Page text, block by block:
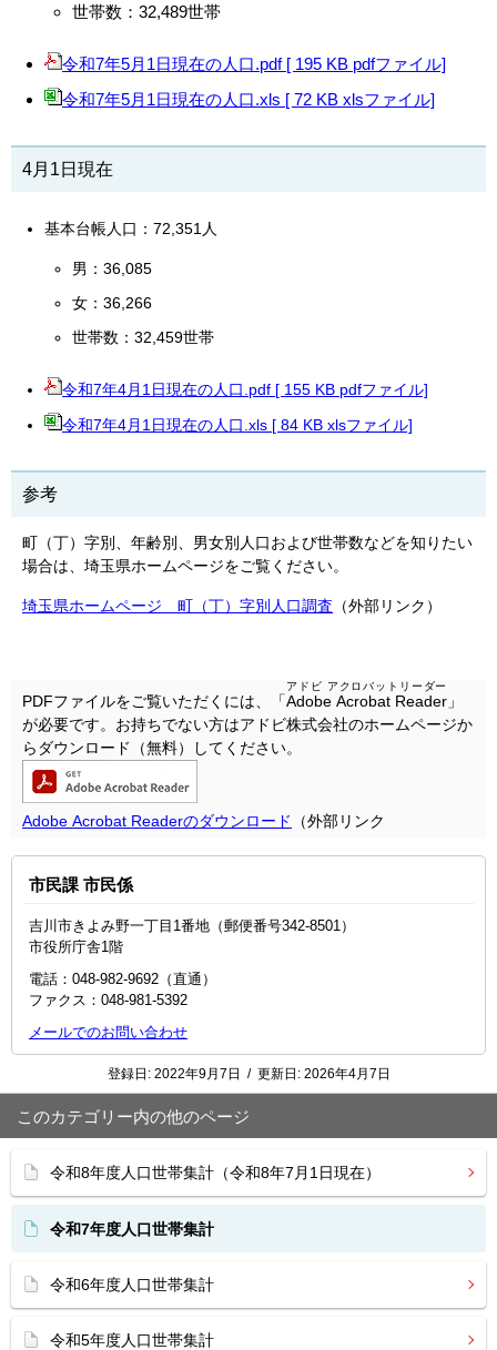
世帯数：32,489世帯
令和7年5月1日現在の人口.pdf [ 195 KB pdfファイル]
令和7年5月1日現在の人口.xls [ 72 KB xlsファイル]
4月1日現在
基本台帳人口：72,351人
男：36,085
女：36,266
世帯数：32,459世帯
令和7年4月1日現在の人口.pdf [ 155 KB pdfファイル]
令和7年4月1日現在の人口.xls [ 84 KB xlsファイル]
参考
町（丁）字別、年齢別、男女別人口および世帯数などを知りたい
場合は、埼玉県ホームページをご覧ください。
埼玉県ホームページ 町（丁）字別人口調査 （外部リンク）
PDFファイルをご覧いただくには、「Adobe Acrobat Reader
アドビ アクロバットリーダー
」
が必要です。お持ちでない方はアドビ株式会社のホームページか
らダウンロード（無料）してください。
Adobe Acrobat Readerのダウンロード （外部リンク
市民課 市民係
吉川市きよみ野一丁目1番地（郵便番号342-8501）
市役所庁舎1階
電話：048‐982‐9692（直通）
ファクス：048‐981‐5392
メールでのお問い合わせ
登録日: 2022年9月7日 / 更新日: 2026年4月7日
このカテゴリー内の他のページ
令和8年度人口世帯集計（令和8年7月1日現在）
令和7年度人口世帯集計
令和6年度人口世帯集計
令和5年度人口世帯集計